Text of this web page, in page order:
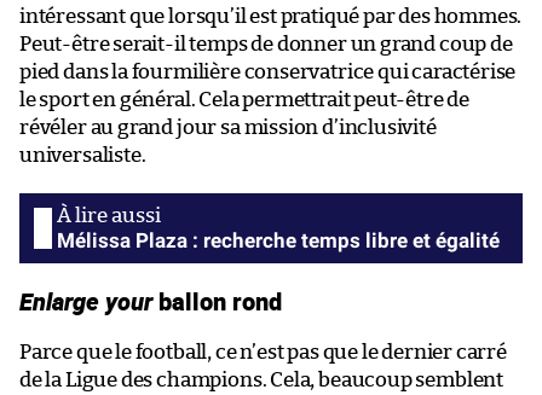
intéressant que lorsqu’il est pratiqué par des hommes.
Peut-être serait-il temps de donner un grand coup de
pied dans la fourmilière conservatrice qui caractérise
le sport en général. Cela permettrait peut-être de
révéler au grand jour sa mission d’inclusivité
universaliste.
Mélissa Plaza : recherche temps libre et égalité
Enlarge yourballon rond
Parce que le football, ce n’est pas que le dernier carré
de la Ligue des champions. Cela, beaucoup semblent